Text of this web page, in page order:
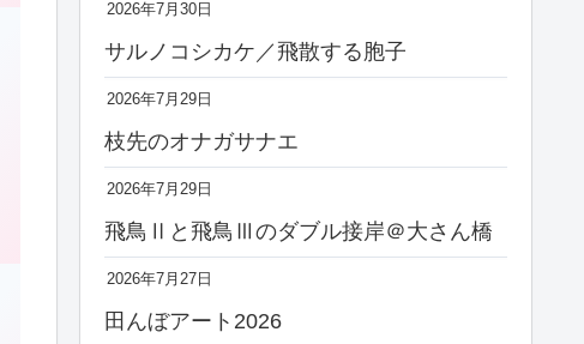
2026年7月30日
サルノコシカケ／飛散する胞子
2026年7月29日
枝先のオナガサナエ
2026年7月29日
飛鳥Ⅱと飛鳥Ⅲのダブル接岸＠大さん橋
2026年7月27日
田んぼアート2026